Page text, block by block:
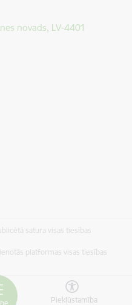
Piekļūstamība
novads, LV-4401
satura visas tiesības
platformas visas tiesības